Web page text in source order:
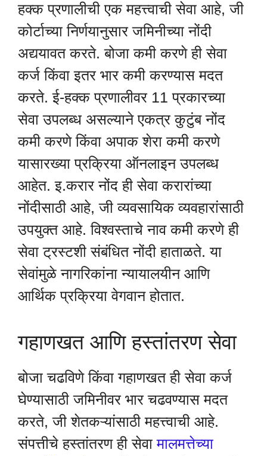
हक्क प्रणालीची एक महत्त्वाची सेवा आहे, जी
कोर्टाच्या निर्णयानुसार जमिनीच्या नोंदी
अद्ययावत करते. बोजा कमी करणे ही सेवा
कर्ज किंवा इतर भार कमी करण्यास मदत
करते. ई-हक्क प्रणालीवर 11 प्रकारच्या
सेवा उपलब्ध असल्याने एकत्र कुटुंब नोंद
कमी करणे किंवा अपाक शेरा कमी करणे
यासारख्या प्रक्रिया ऑनलाइन उपलब्ध
आहेत. इ.करार नोंद ही सेवा करारांच्या
नोंदीसाठी आहे, जी व्यवसायिक व्यवहारांसाठी
उपयुक्त आहे. विश्वस्ताचे नाव कमी करणे ही
सेवा ट्रस्टशी संबंधित नोंदी हाताळते. या
सेवांमुळे नागरिकांना न्यायालयीन आणि
आर्थिक प्रक्रिया वेगवान होतात.
गहाणखत आणि हस्तांतरण सेवा
बोजा चढविणे किंवा गहाणखत ही सेवा कर्ज
घेण्यासाठी जमिनीवर भार चढवण्यास मदत
करते, जी शेतकऱ्यांसाठी महत्त्वाची आहे.
संपत्तीचे हस्तांतरण ही सेवामालमत्तेच्या